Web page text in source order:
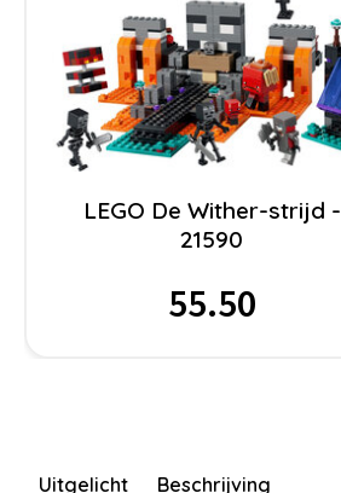
LEGO De Wither-strijd -
21590
55.50
Uitgelicht Beschrijving